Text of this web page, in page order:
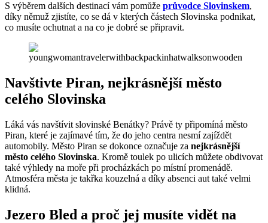
S výběrem dalších destinací vám pomůže průvodce Slovinskem,
díky němuž zjistíte, co se dá v kterých částech Slovinska podnikat,
co musíte ochutnat a na co je dobré se připravit.
Navštivte Piran, nejkrásnější město
celého Slovinska
Láká vás navštívit slovinské Benátky? Právě ty připomíná město
Piran, které je zajímavé tím, že do jeho centra nesmí zajíždět
automobily. Město Piran se dokonce označuje za nejkrásnější
město celého Slovinska. Kromě toulek po ulicích můžete obdivovat
také výhledy na moře při procházkách po místní promenádě.
Atmosféra města je takřka kouzelná a díky absenci aut také velmi
klidná.
Jezero Bled a proč jej musíte vidět na